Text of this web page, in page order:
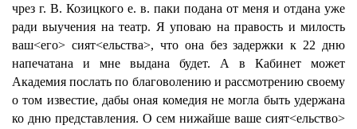
чрез г. В. Козицкого е. в. паки подана от меня и отдана уже
ради выучения на театр. Я уповаю на правость и милость
ваш<его> сият<ельства>, что она без задержки к 22 дню
напечатана и мне выдана будет. А в Кабинет может
Академия послать по благоволению и рассмотрению своему
о том известие, дабы оная комедия не могла быть удержана
ко дню представления. О сем нижайше ваше сият<ельство>